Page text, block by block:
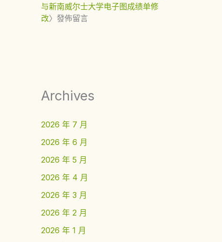
与新南威尔士大学电子图成绩单修
改〉發佈留言
Archives
2026 年 7 月
2026 年 6 月
2026 年 5 月
2026 年 4 月
2026 年 3 月
2026 年 2 月
2026 年 1 月